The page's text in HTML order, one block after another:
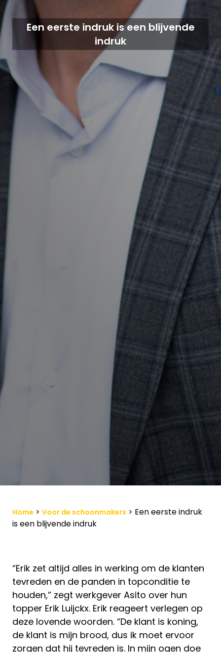
Een eerste indruk is een blijvende
indruk
Home > Voor de schoonmakers > Een eerste indruk
is een blijvende indruk
“Erik zet altijd alles in werking om de klanten
tevreden en de panden in topconditie te
houden,” zegt werkgever Asito over hun
topper Erik Luijckx. Erik reageert verlegen op
deze lovende woorden. “De klant is koning,
de klant is mijn brood, dus ik moet ervoor
zorgen dat hij tevreden is. In mijn ogen doe